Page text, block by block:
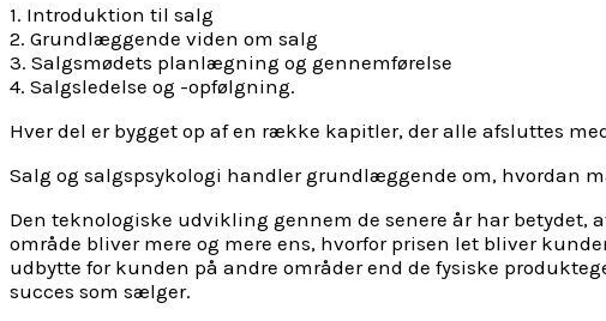
1. Introduktion til salg
2. Grundlæggende viden om salg
3. Salgsmødets planlægning og gennemførelse
4. Salgsledelse og -opfølgning.
Hver del er bygget op af en række kapitler, der alle afsluttes
Salg og salgspsykologi handler grundlæggende om, hvordan
Den teknologiske udvikling gennem de senere år har
område bliver mere og mere ens, hvorfor prisen let bliver
udbytte for kunden på andre områder end de fysiske
succes som sælger.